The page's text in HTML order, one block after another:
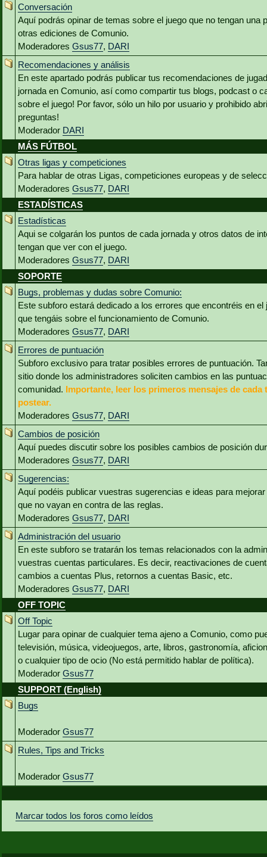
Conversación
Aquí podrás opinar de temas sobre el juego que no tengan una
otras ediciones de Comunio.
Moderadores Gsus77, DARI
Recomendaciones y análisis
En este apartado podrás publicar tus recomendaciones de
jornada en Comunio, así como compartir tus blogs, podcast o
sobre el juego! Por favor, sólo un hilo por usuario y prohibido
preguntas!
Moderador DARI
MÁS FÚTBOL
Otras ligas y competiciones
Para hablar de otras Ligas, competiciones europeas y de
Moderadores Gsus77, DARI
ESTADÍSTICAS
Estadísticas
Aqui se colgarán los puntos de cada jornada y otros datos de
tengan que ver con el juego.
Moderadores Gsus77, DARI
SOPORTE
Bugs, problemas y dudas sobre Comunio:
Este subforo estará dedicado a los errores que encontréis en el
que tengáis sobre el funcionamiento de Comunio.
Moderadores Gsus77, DARI
Errores de puntuación
Subforo exclusivo para tratar posibles errores de puntuación.
sitio donde los administradores soliciten cambios en las
comunidad. Importante, leer los primeros mensajes de cada
postear.
Moderadores Gsus77, DARI
Cambios de posición
Aquí puedes discutir sobre los posibles cambios de posición
Moderadores Gsus77, DARI
Sugerencias:
Aquí podéis publicar vuestras sugerencias e ideas para
que no vayan en contra de las reglas.
Moderadores Gsus77, DARI
Administración del usuario
En este subforo se tratarán los temas relacionados con la
vuestras cuentas particulares. Es decir, reactivaciones de
cambios a cuentas Plus, retornos a cuentas Basic, etc.
Moderadores Gsus77, DARI
OFF TOPIC
Off Topic
Lugar para opinar de cualquier tema ajeno a Comunio, como
televisión, música, videojuegos, arte, libros, gastronomía,
o cualquier tipo de ocio (No está permitido hablar de política).
Moderador Gsus77
SUPPORT (English)
Bugs
Moderador Gsus77
Rules, Tips and Tricks
Moderador Gsus77
Marcar todos los foros como leídos